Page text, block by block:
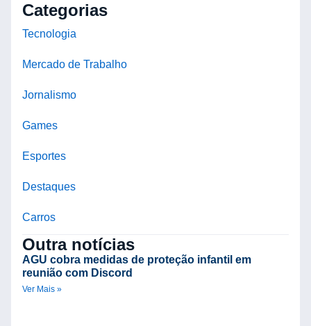
Categorias
Tecnologia
Mercado de Trabalho
Jornalismo
Games
Esportes
Destaques
Carros
Outra notícias
AGU cobra medidas de proteção infantil em
reunião com Discord
Ver Mais »